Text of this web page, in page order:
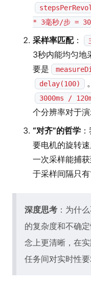
* 3毫秒/步 =
采样率匹配：
3秒内能均匀地
要是
delay(100)
3000ms /
个分辨率对于演
“对齐”的哲学
要电机的旋转
一次采样能捕
于采样间隔只
深度思考 ：为什
的复杂度和不确
念上更清晰，在
任务间对实时性